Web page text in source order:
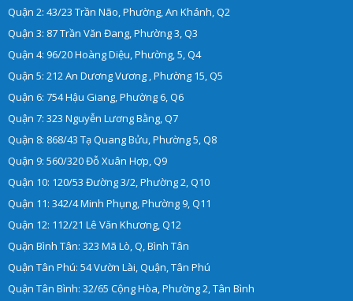
Quận 2: 43/23 Trần Não, Phường, An Khánh, Q2
Quận 3: 87 Trần Văn Đang, Phường 3, Q3
Quận 4: 96/20 Hoàng Diệu, Phường, 5, Q4
Quận 5: 212 An Dương Vương , Phường 15, Q5
Quận 6: 754 Hậu Giang, Phường 6, Q6
Quận 7: 323 Nguyễn Lương Bằng, Q7
Quận 8: 868/43 Tạ Quang Bửu, Phường 5, Q8
Quận 9: 560/320 Đỗ Xuân Hợp, Q9
Quận 10: 120/53 Đường 3/2, Phường 2, Q10
Quận 11: 342/4 Minh Phụng, Phường 9, Q11
Quận 12: 112/21 Lê Văn Khương, Q12
Quận Bình Tân: 323 Mã Lò, Q, Bình Tân
Quận Tân Phú: 54 Vườn Lài, Quận, Tân Phú
Quận Tân Bình: 32/65 Cộng Hòa, Phường 2, Tân Bình